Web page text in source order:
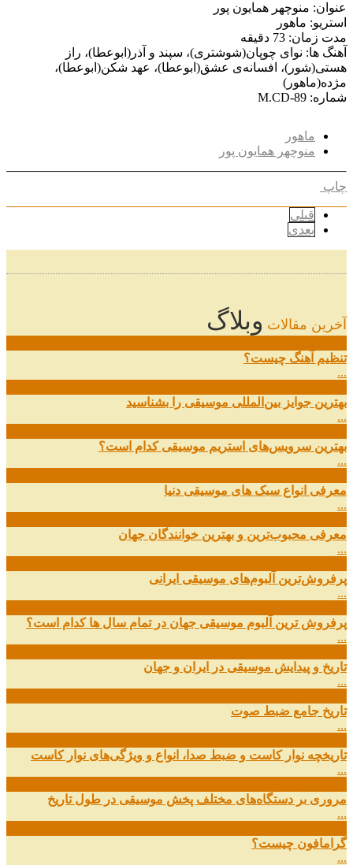
عنوان: منوچهر همایون پور
استریو: ماهور
مدت زمان: 73 دقیقه
آهنگ ها: نوای چوپان(شوشتری)، سپند و آذر(ابوعطا)، راز
هستی(شور)، افسانه‌ی عشق(ابوعطا)، عهد شکن(ابوعطا)،
مژده(ماهور)
شماره: M.CD-89
ماهور
منوچهر همایون پور
چاپ
قبلی
بعدی
آخرین مقالات وبلاگ
تنظیم آهنگ چیست؟
...
بهترین جوایز بین‌المللی موسیقی را بشناسید
...
بهترین سرویس‌های استریم موسیقی کدام است؟
...
معرفی انواع سبک های موسیقی دنیا
...
معرفی محبوب‌ترین و بهترین خوانندگان جهان
...
پرفروش‌ترین آلبوم‌های موسیقی ایرانی
...
پرفروش ترین آلبوم موسیقی جهان در تمام سال ها کدام است؟
...
تاریخ و پیدایش موسیقی در ایران و جهان
...
تاریخ جامع ضبط صوت
...
تاریخچه نوار کاست و ضبط صدا، انواع و ویژگی‌های نوار کاست
...
مروری بر دستگاه‌های مختلف پخش موسیقی در طول تاریخ
...
گرامافون چیست؟
...